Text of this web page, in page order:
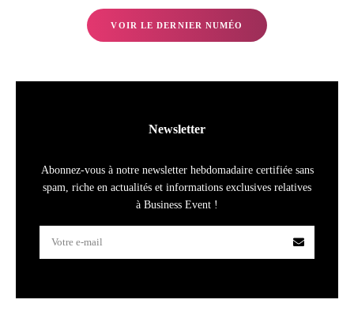
VOIR LE DERNIER NUMÉO
Newsletter
Abonnez-vous à notre newsletter hebdomadaire certifiée sans
spam, riche en actualités et informations exclusives relatives
à Business Event !